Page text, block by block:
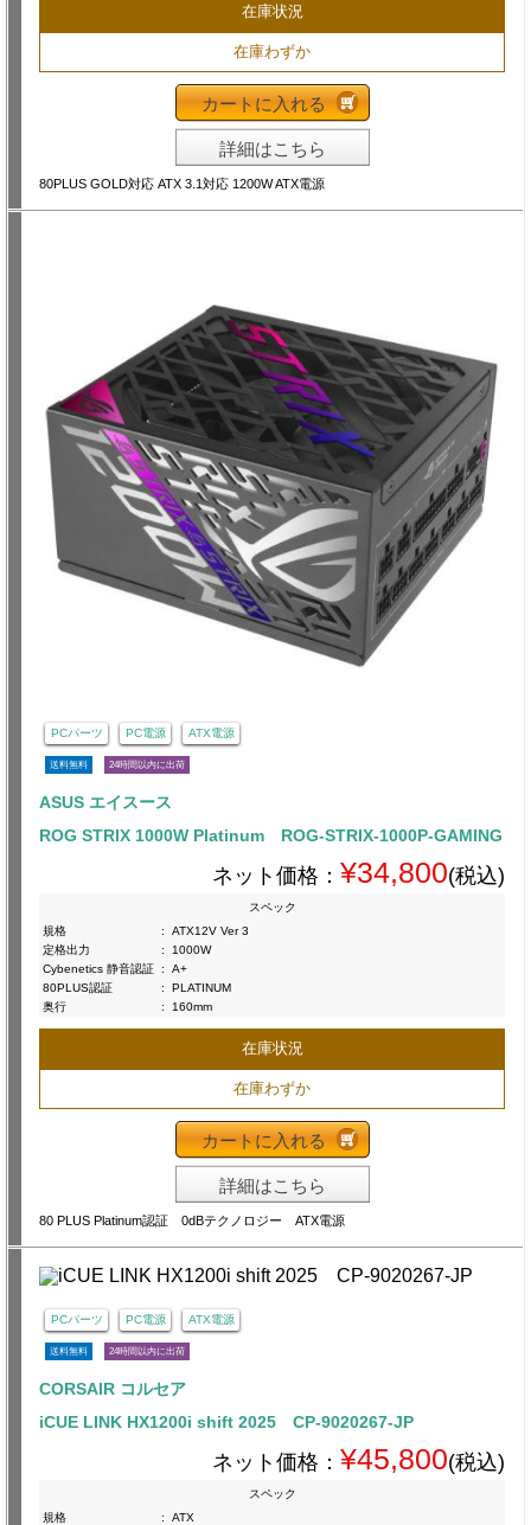
在庫状況
在庫わずか
カートに入れる
詳細はこちら
80PLUS GOLD対応 ATX 3.1対応 1200W ATX電源
PCパーツ PC電源 ATX電源
送料無料 24時間以内に出荷
ASUS エイスース
ROG STRIX 1000W Platinum ROG-STRIX-1000P-GAMING
ネット価格： ¥34,800(税込)
スペック
規格
:
ATX12V Ver 3
定格出力
:
1000W
Cybenetics 静音認証 :
A+
80PLUS認証
:
PLATINUM
奥行
: 160mm
在庫状況
在庫わずか
カートに入れる
詳細はこちら
80 PLUS Platinum認証 0dBテクノロジー ATX電源
PCパーツ PC電源 ATX電源
送料無料 24時間以内に出荷
CORSAIR コルセア
iCUE LINK HX1200i shift 2025 CP-9020267-JP
ネット価格： ¥45,800(税込)
スペック
規格
:
ATX